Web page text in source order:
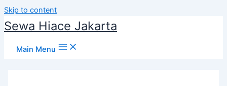
Skip to content
Sewa Hiace Jakarta
Main Menu